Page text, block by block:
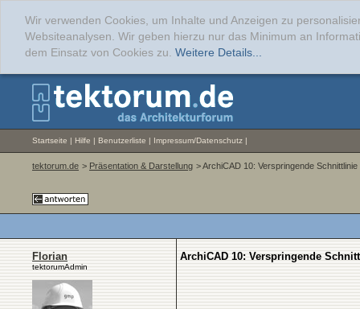
Wir verwenden Cookies, um Inhalte und Anzeigen zu
Websiteanalysen. Wir geben hierzu nur das Minimum an
dem Einsatz von Cookies zu. Weitere Details...
Startseite | Hilfe | Benutzerliste | Impressum/Datenschutz |
tektorum.de > Präsentation & Darstellung > ArchiCAD 10: Verspringende Schnittlinie
Florian
tektorumAdmin
ArchiCAD 10: Verspringende